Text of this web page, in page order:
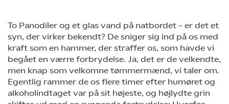
To Panodiler og et glas vand på natbordet – er det et
syn, der virker bekendt? De sniger sig ind på os med
kraft som en hammer, der straffer os, som havde vi
begået en værre forbrydelse. Ja, det er de velkendte,
men knap som velkomne tømmermænd, vi taler om.
Egentlig rammer de os flere timer efter humøret og
alkoholindtaget var på sit højeste, og højlydte grin